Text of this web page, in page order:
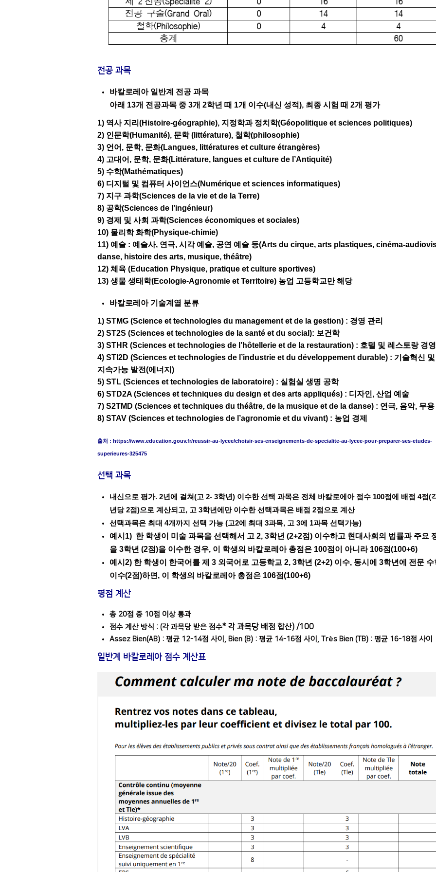
전공 과목
바칼로레아 일반계 전공 과목
아래 13개 전공과목 중 3개 2학년 때 1개 이수(내신 성적), 최종 시험 때 2개 평가
1) 역사 지리(Histoire-géographie), 지정학과 정치학(Géopolitique et sciences politiques)
2) 인문학(Humanité), 문학 (littérature), 철학(philosophie)
3) 언어, 문학, 문화(Langues, littératures et culture étrangères)
4) 고대어, 문학, 문화(Littérature, langues et culture de l’Antiquité)
5) 수학(Mathématiques)
6) 디지털 및 컴퓨터 사이언스(Numérique et sciences informatiques)
7) 지구 과학(Sciences de la vie et de la Terre)
8) 공학(Sciences de l’ingénieur)
9) 경제 및 사회 과학(Sciences économiques et sociales)
10) 물리학 화학(Physique-chimie)
11) 예술 : 예술사, 연극, 시각 예술, 공연 예술 등(Arts du cirque, arts plastiques, cinéma-
danse, histoire des arts, musique, théâtre)
12) 체육 (Education Physique, pratique et culture sportives)
13) 생물 생태학(Ecologie-Agronomie et Territoire) 농업 고등학교만 해당
바칼로레아 기술계열 분류
1) STMG (Science et technologies du management et de la gestion) : 경영 관리
2) ST2S (Sciences et technologies de la santé et du social): 보건학
3) STHR (Sciences et technologies de l’hôtellerie et de la restauration) : 호텔 및 레스토랑 경영
4) STI2D (Sciences et technologies de l’industrie et du développement durable) : 기술혁신
지속가능 발전(에너지)
5) STL (Sciences et technologies de laboratoire) : 실험실 생명 공학
6) STD2A (Sciences et techniques du design et des arts appliqués) : 디자인, 산업 예술
7) S2TMD (Sciences et techniques du théâtre, de la musique et de la danse) : 연극, 음악, 무용
8) STAV (Sciences et technologies de l’agronomie et du vivant) : 농업 경제
출처 : https://www.education.gouv.fr/reussir-au-lycee/choisir-ses-enseignements-de-specialite-au-lycee-pour-preparer-ses-etudes-
superieures-325475
선택 과목
내신으로 평가. 2년에 걸쳐(고 2- 3학년) 이수한 선택 과목은 전체 바칼로에아 점수 100점에 배점 4점(
년당 2점)으로 계산되고, 고 3학년에만 이수한 선택과목은 배점 2점으로 계산
선택과목은 최대 4개까지 선택 가능 (고2에 최대 3과목, 고 3에 1과목 선택가능)
예시1) 한 학생이 미술 과목을 선택해서 고 2, 3학년 (2+2점) 이수하고 현대사회의 법률과 주요
을 3학년 (2점)을 이수한 경우, 이 학생의 바칼로레아 총점은 100점이 아니라 106점(100+6)
예시2) 한 학생이 한국어를 제 3 외국어로 고등학교 2, 3학년 (2+2) 이수, 동시에 3학년에 전문 수
이수(2점)하면, 이 학생의 바칼로레아 총점은 106점(100+6)
평점 계산
총 20점 중 10점 이상 통과
점수 계산 방식 : (각 과목당 받은 점수* 각 과목당 배점 합산) /100
Assez Bien(AB) : 평균 12-14점 사이, Bien (B) : 평균 14-16점 사이, Très Bien (TB) : 평균 16-18점 사이
일반계 바칼로레아 점수 계산표